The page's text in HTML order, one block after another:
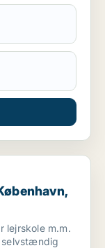
Glostrup eller
lejrskole m.m.
selvstændig